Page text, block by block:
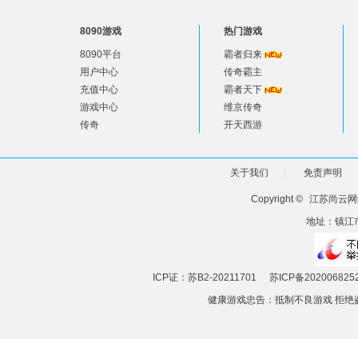
8090游戏
8090平台
用户中心
充值中心
游戏中心
传奇
热门游戏
霸者归来
传奇霸主
霸者天下
维京传奇
开天西游
关于我们 免责声明
Copyright © 江苏尚云
地址：镇江
ICP证：苏B2-20211701
苏ICP备
健康游戏忠告：抵制不良游戏 拒